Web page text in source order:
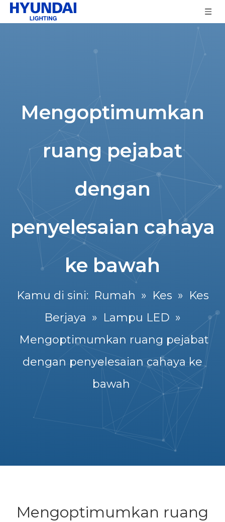
Mengoptimumkan
ruang pejabat
dengan
penyelesaian cahaya
ke bawah
Kamu di sini: Rumah » Kes » Kes
Berjaya » Lampu LED »
Mengoptimumkan ruang pejabat
dengan penyelesaian cahaya ke
bawah
Mengoptimumkan ruang